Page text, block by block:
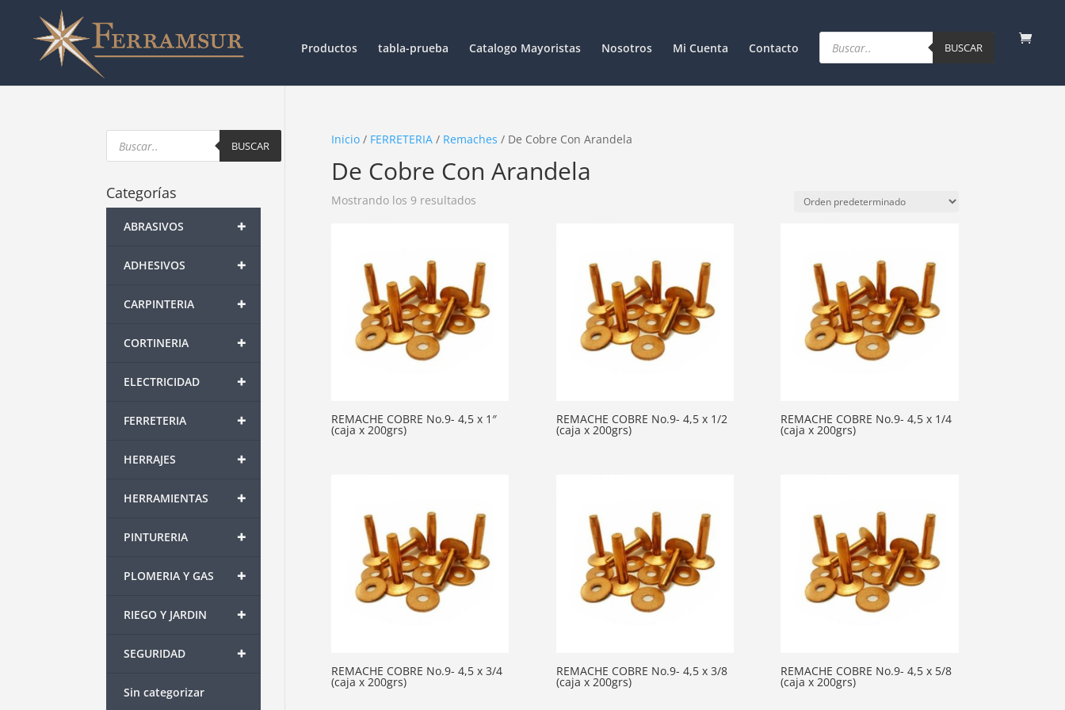
Productos tabla-prueba Catalogo Mayoristas Nosotros Mi Cuenta Contacto
Products
search BUSCAR
Inicio/ FERRETERIA/ Remaches / De Cobre Con Arandela
De Cobre Con Arandela
Mostrando los 9 resultados
REMACHE COBRE No.9- 4,5 x 1″
(caja x 200grs)
REMACHE COBRE No.9- 4,5 x 1/2
(caja x 200grs)
REMACHE COBRE No.9- 4,5 x 1/4
(caja x 200grs)
REMACHE COBRE No.9- 4,5 x 3/4
(caja x 200grs)
REMACHE COBRE No.9- 4,5 x 3/8
(caja x 200grs)
REMACHE COBRE No.9- 4,5 x 5/8
(caja x 200grs)
Products
search BUSCAR
Categorías
+
ABRASIVOS
+
ADHESIVOS
+
CARPINTERIA
+
CORTINERIA
+
ELECTRICIDAD
+
FERRETERIA
+
HERRAJES
+
HERRAMIENTAS
+
PINTURERIA
+
PLOMERIA Y GAS
+
RIEGO Y JARDIN
+
SEGURIDAD
Sin categorizar